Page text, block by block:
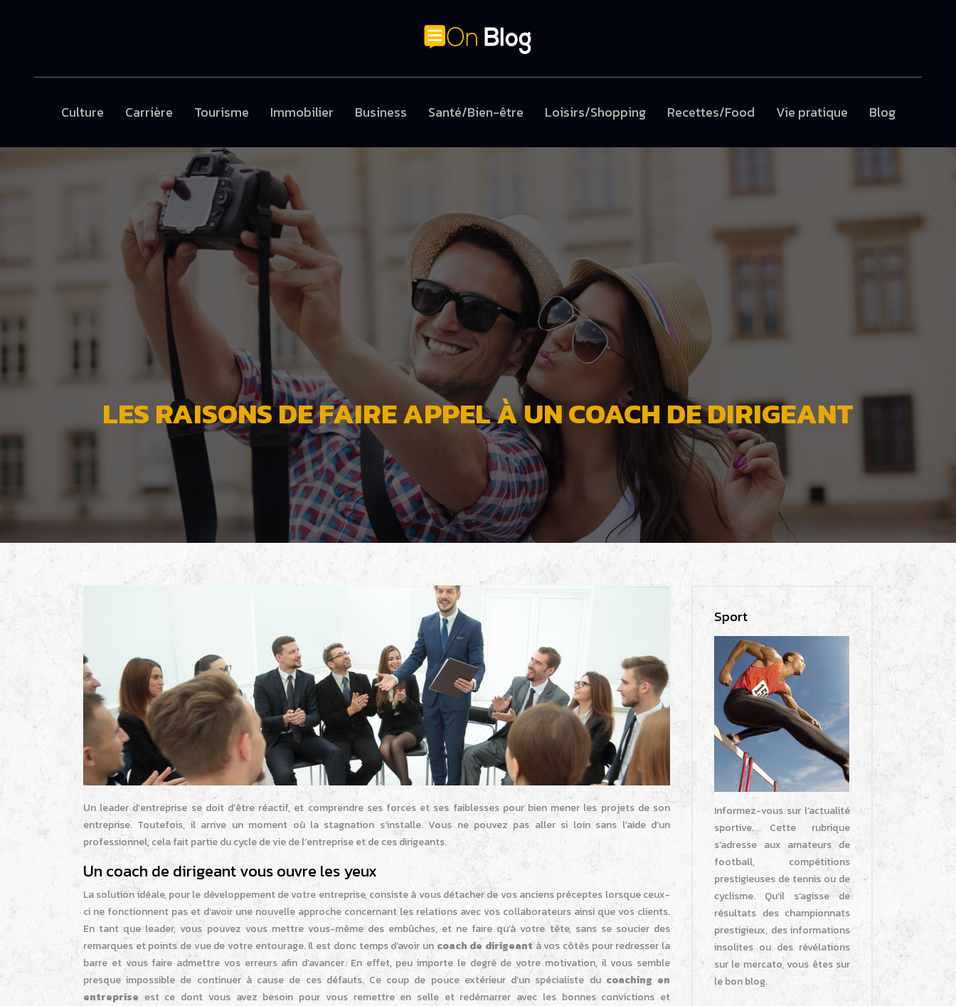
Culture Carrière Tourisme Immobilier Business Santé/Bien-être Loisirs/Shopping Recettes/Food Vie pratique Blog
LES RAISONS DE FAIRE APPEL À UN COACH DE DIRIGEANT
Un leader d’entreprise se doit d’être réactif, et comprendre ses forces et ses faiblesses pour bien mener les projets de son
entreprise. Toutefois, il arrive un moment où la stagnation s’installe. Vous ne pouvez pas aller si loin sans l’aide d’un
professionnel, cela fait partie du cycle de vie de l’entreprise et de ces dirigeants.
Un coach de dirigeant vous ouvre les yeux
La solution idéale, pour le développement de votre entreprise, consiste à vous détacher de vos anciens préceptes lorsque ceux-
ci ne fonctionnent pas et d’avoir une nouvelle approche concernant les relations avec vos collaborateurs ainsi que vos clients.
En tant que leader, vous pouvez vous mettre vous-même des embûches, et ne faire qu’à votre tête, sans se soucier des
remarques et points de vue de votre entourage. Il est donc temps d’avoir un coach de dirigeantà vos côtés pour redresser la
barre et vous faire admettre vos erreurs afin d’avancer. En effet, peu importe le degré de votre motivation, il vous semble
presque impossible de continuer à cause de ces défauts. Ce coup de pouce extérieur d’un spécialiste du coaching en
entreprise est ce dont vous avez besoin pour vous remettre en selle et redémarrer avec les bonnes convictions et
Sport
Informez-vous sur l’actualité
sportive. Cette rubrique
s’adresse aux amateurs de
football, compétitions
prestigieuses de tennis ou de
cyclisme. Qu’il s’agisse de
résultats des championnats
prestigieux, des informations
insolites ou des révélations
sur le mercato, vous êtes sur
le bon blog.